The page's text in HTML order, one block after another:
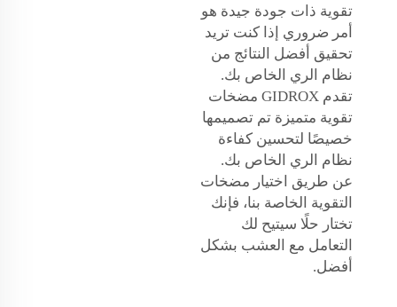
تقوية ذات جودة جيدة هو
أمر ضروري إذا كنت تريد
تحقيق أفضل النتائج من
نظام الري الخاص بك.
تقدم GIDROX مضخات
تقوية متميزة تم تصميمها
خصيصًا لتحسين كفاءة
نظام الري الخاص بك.
عن طريق اختيار مضخات
التقوية الخاصة بنا، فإنك
تختار حلًا سيتيح لك
التعامل مع العشب بشكل
أفضل.